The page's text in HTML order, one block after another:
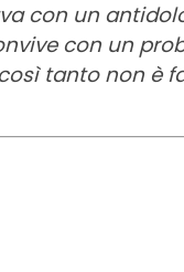
con un
con un
tanto non è